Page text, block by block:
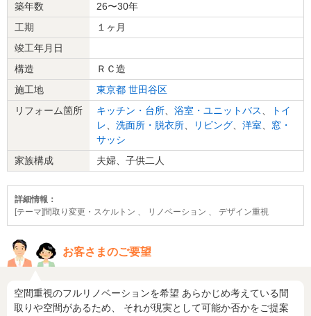
築年数
26〜30年
工期
１ヶ月
竣工年月日
構造
ＲＣ造
施工地
東京都 世田谷区
リフォーム箇所
キッチン・台所 浴室・ユニットバス
トイ
レ
洗面所・脱衣所 リビング 洋室
窓・
サッシ
家族構成
夫婦、子供二人
詳細情報：
[テーマ]間取り変更・スケルトン 、 リノベーション 、 デザイン重視
お客さまのご要望
空間重視のフルリノベーションを希望 あらかじめ考えている間
取りや空間があるため、 それが現実として可能か否かをご提案